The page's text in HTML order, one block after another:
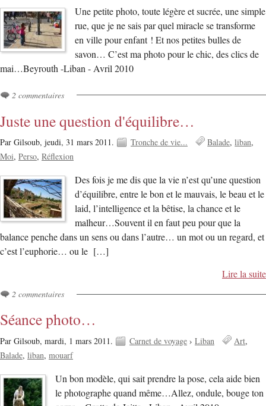
Une petite photo, toute légère et sucrée, une simple
rue, que je ne sais par quel miracle se transforme
en ville pour enfant ! Et nos petites bulles de
savon… C’est ma photo pour le chic, des clics de
mai…Beyrouth -Liban - Avril 2010
2 commentaires
Juste une question d'équilibre…
Par Gilsoub, jeudi, 31 mars 2011. Tronche de vie... Balade liban
Moi Perso Réflexion
Des fois je me dis que la vie n’est qu’une question
d’équilibre, entre le bon et le mauvais, le beau et le
laid, l’intelligence et la bêtise, la chance et le
malheur…Souvent il en faut peu pour que la
balance penche dans un sens ou dans l’autre… un mot ou un regard, et
c’est l’euphorie… ou le […]
Lire la suite
2 commentaires
Séance photo…
Par Gilsoub, mardi, 1 mars 2011. Carnet de voyage › Liban
Art
Balade liban mouarf
Un bon modèle, qui sait prendre la pose, cela aide bien
le photographe quand même…Allez, ondule, bouge ton